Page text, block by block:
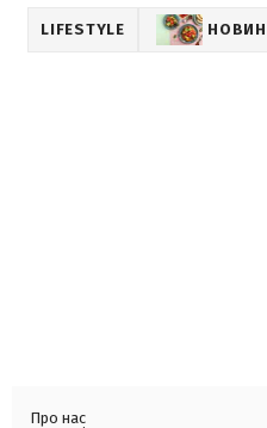
LIFESTYLE
Про нас